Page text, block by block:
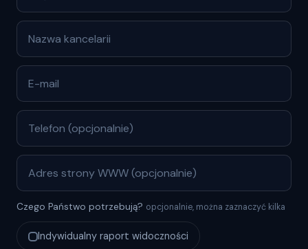
Czego Państwo potrzebują? opcjonalnie, można zaznaczyć kilka
Indywidualny raport widoczności